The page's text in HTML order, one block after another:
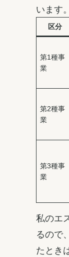
います。
区分
第1種事
業
第2種事
業
第3種事
業
私のエ
るので
たとき